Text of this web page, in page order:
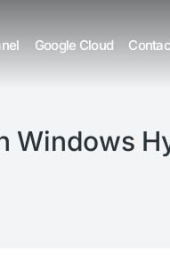
Google Cloud
Windows